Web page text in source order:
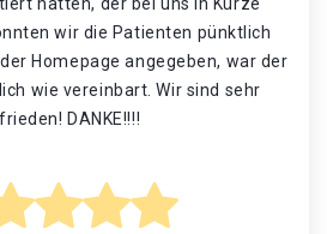
wir die Patienten pünktlich
Homepage angegeben, war der
wie vereinbart. Wir sind sehr
DANKE!!!!